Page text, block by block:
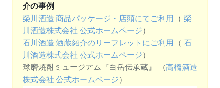
介の事例
榮川酒造 商品パッケージ・店頭にてご利用
（ 榮
川酒造株式会社 公式ホームページ）
石川酒造 酒蔵紹介のリーフレットにご利用
（ 石
川酒造株式会社 公式ホームページ）
球磨焼酎ミュージアム『白岳伝承蔵』 （高橋酒造
株式会社 公式ホームページ）